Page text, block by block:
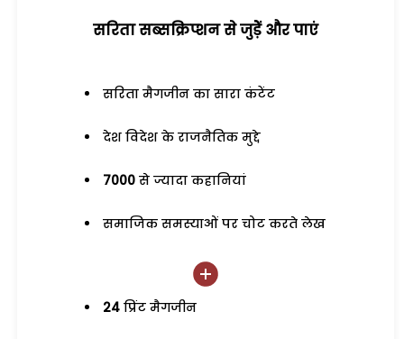
सरिता सब्सक्रिप्शन से जुड़ेें और पाएं
सरिता मैगजीन का सारा कंटेंट
देश विदेश के राजनैतिक मुद्दे
7000 से ज्यादा कहानियां
समाजिक समस्याओं पर चोट करते लेख
24 प्रिंट मैगजीन